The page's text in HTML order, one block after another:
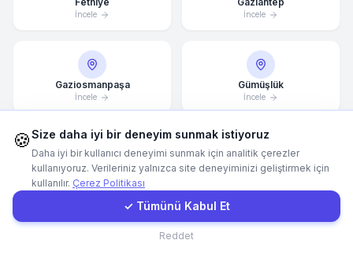
İncele İncele
Gaziosmanpaşa
İncele
Gümüşlük
İncele
Güzelbahçe
İncele
Hatay
İletişim Formu
🍪Size daha iyi bir deneyim sunmak istiyoruz
Daha iyi bir kullanıcı deneyimi sunmak için analitik çerezler
kullanıyoruz. Verileriniz yalnızca site deneyiminizi geliştirmek için
kullanılır. Çerez Politikası
✓ Tümünü Kabul Et
Reddet